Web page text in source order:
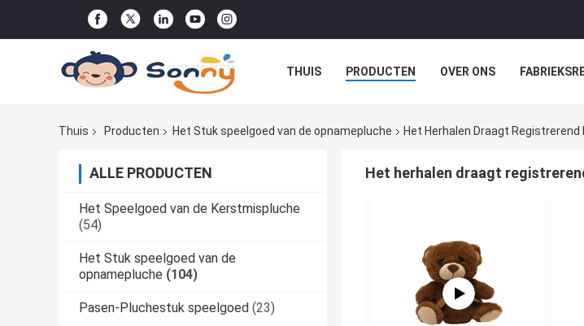
THUIS PRODUCTEN OVER ONS
Thuis
Producten Het Stuk speelgoed van de opnamepluche Het Herhalen Draagt
ALLE PRODUCTEN
Het Speelgoed van de Kerstmispluche
(54)
Het Stuk speelgoed van de
opnamepluche (104)
Pasen-Pluchestuk speelgoed (23)
Het herhalen draagt